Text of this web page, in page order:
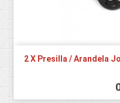
2 X Presilla / Arandela